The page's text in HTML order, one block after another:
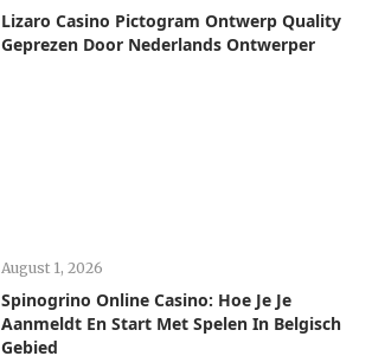
Lizaro Casino Pictogram Ontwerp Quality
Geprezen Door Nederlands Ontwerper
August 1, 2026
Spinogrino Online Casino: Hoe Je Je
Aanmeldt En Start Met Spelen In Belgisch
Gebied